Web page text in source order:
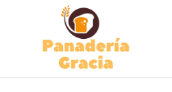
contenido